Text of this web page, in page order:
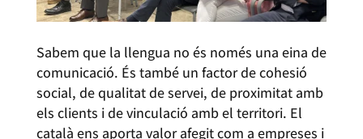
Sabem que la llengua no és només una eina de
comunicació. És també un factor de cohesió
social, de qualitat de servei, de proximitat amb
els clients i de vinculació amb el territori. El
català ens aporta valor afegit com a empreses i